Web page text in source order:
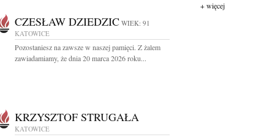
CZESŁAW DZIEDZIC WIEK: 91
KATOWICE
Pozostaniesz na zawsze w naszej pamięci. Z żalem
zawiadamiamy, że dnia 20 marca 2026 roku...
KRZYSZTOF STRUGAŁA
KATOWICE
+ więcej